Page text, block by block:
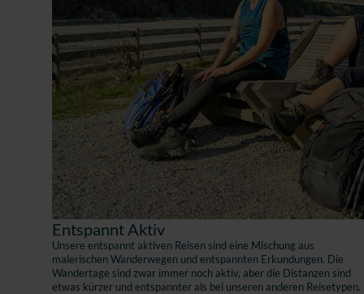
Entspannt Aktiv
Unsere entspannt aktiven Reisen sind eine Mischung aus
malerischen Wanderwegen und entspannten Erkundungen. Die
Wandertage sind zwar immer noch aktiv, aber die Distanzen sind
etwas kürzer und entspannter als bei unseren anderen Reisetypen.